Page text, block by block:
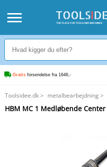
Gratis forsendelse fra 1646,-
Toolsidee.dk> metalbearbejdning >
HBM MC 1 Medløbende Center
HBM MC 1 Medløbende Center